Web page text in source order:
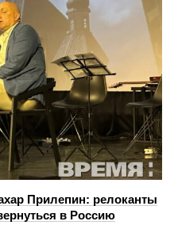
Прилепин: релоканты
в Россию